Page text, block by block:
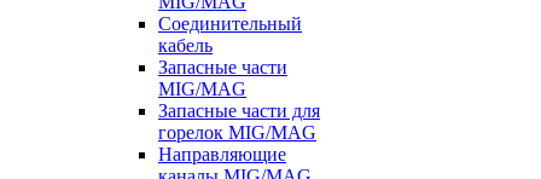
Соединительный
кабель
Запасные части
MIG/MAG
Запасные части для
горелок MIG/MAG
Направляющие